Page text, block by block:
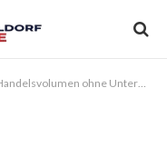
ohne Unterbrechungen